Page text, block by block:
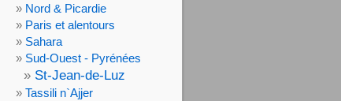
Nord & Picardie
Paris et alentours
Sahara
Sud-Ouest - Pyrénées
St-Jean-de-Luz
Tassili n`Ajjer